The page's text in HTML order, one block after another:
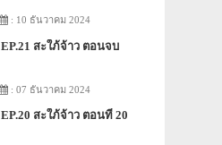
: 10 ธันวาคม 2024
EP.21 สะใภ้จ้าว ตอนจบ
: 07 ธันวาคม 2024
EP.20 สะใภ้จ้าว ตอนที่ 20